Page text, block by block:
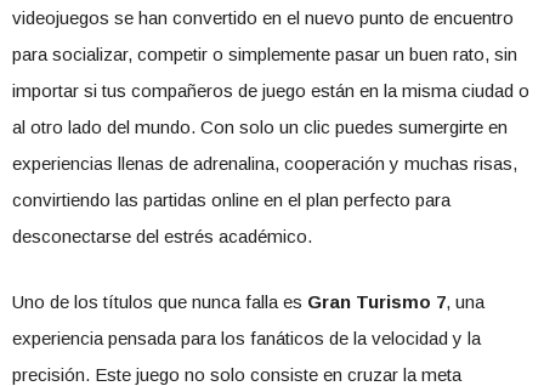
videojuegos se han convertido en el nuevo punto de encuentro
para socializar, competir o simplemente pasar un buen rato, sin
importar si tus compañeros de juego están en la misma ciudad o
al otro lado del mundo. Con solo un clic puedes sumergirte en
experiencias llenas de adrenalina, cooperación y muchas risas,
convirtiendo las partidas online en el plan perfecto para
desconectarse del estrés académico.
Uno de los títulos que nunca falla es Gran Turismo 7, una
experiencia pensada para los fanáticos de la velocidad y la
precisión. Este juego no solo consiste en cruzar la meta